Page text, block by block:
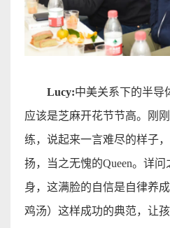
Lucy:中美关系下的半导
应该是芝麻开花节节高。刚
练，说起来一言难尽的样子
扬，当之无愧的Queen。详问
身，这满脸的自信是自律养
鸡汤）这样成功的典范，让